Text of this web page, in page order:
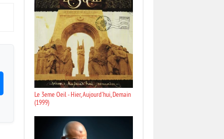
Le 3eme Oeil - Hier, Aujourd'hui, Demain
(1999)